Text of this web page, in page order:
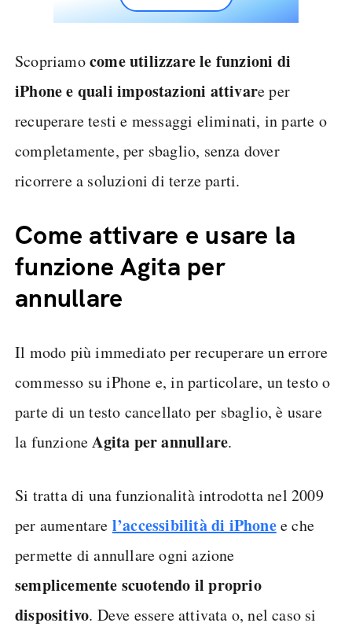
Scopriamocome utilizzare le funzioni di
iPhone e quali impostazioni attivare per
recuperare testi e messaggi eliminati, in parte o
completamente, per sbaglio, senza dover
ricorrere a soluzioni di terze parti.
Come attivare e usare la
funzione Agita per
annullare
Il modo più immediato per recuperare un errore
commesso su iPhone e, in particolare, un testo o
parte di un testo cancellato per sbaglio, è usare
la funzioneAgita per annullare.
Si tratta di una funzionalità introdotta nel 2009
per aumentare l’accessibilità di iPhonee che
permette di annullare ogni azione
semplicemente scuotendo il proprio
dispositivo. Deve essere attivata o, nel caso si